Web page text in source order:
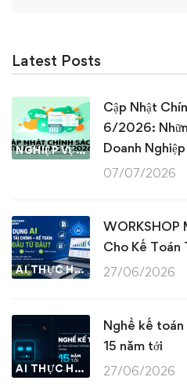
Latest Posts
NGHIỆP VỤ KẾ TOÁN & THUẾ
Cập Nhật
6/2026:
Doanh
07/07/2026
AI THỰC HÀNH
WORKSHOP
Cho Kế Toán
27/06/2026
AI THỰC HÀNH
Nghề kế
15 năm tới
27/06/2026